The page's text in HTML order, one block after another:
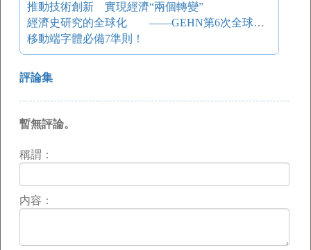
推動技術創新 實現經濟“兩個轉變”
經濟史研究的全球化 ——GEHN第6次全球經濟史國際研討會評介
移動端字體必備7準則！
評論集
暫無評論。
稱謂：
内容：